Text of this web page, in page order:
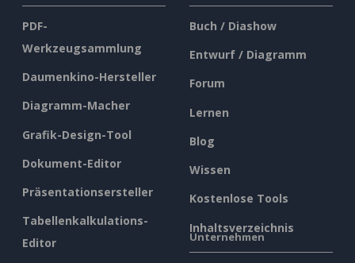
PDF-
Werkzeugsammlung
Daumenkino-Hersteller
Diagramm-Macher
Grafik-Design-Tool
Dokument-Editor
Präsentationsersteller
Tabellenkalkulations-
Editor
Buch / Diashow
Entwurf / Diagramm
Forum
Lernen
Blog
Wissen
Kostenlose Tools
Inhaltsverzeichnis
Unternehmen